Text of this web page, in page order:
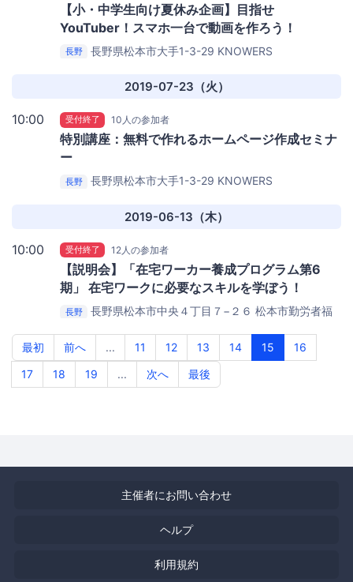
【小・中学生向け夏休み企画】目指せ
YouTuber！スマホ一台で動画を作ろう！
長野 長野県松本市大手1-3-29 KNOWERS
2019-07-23（火）
10:00 受付終了 10人の参加者
特別講座：無料で作れるホームページ作成セミナ
ー
長野 長野県松本市大手1-3-29 KNOWERS
2019-06-13（木）
10:00 受付終了 12人の参加者
【説明会】「在宅ワーカー養成プログラム第6
期」 在宅ワークに必要なスキルを学ぼう！
長野 長野県松本市中央４丁目７−２６ 松本市勤労者福
最初
前へ ... 11 12 13 14 15
16
17
18 19 ... 次へ 最後
主催者にお問い合わせ
ヘルプ
利用規約